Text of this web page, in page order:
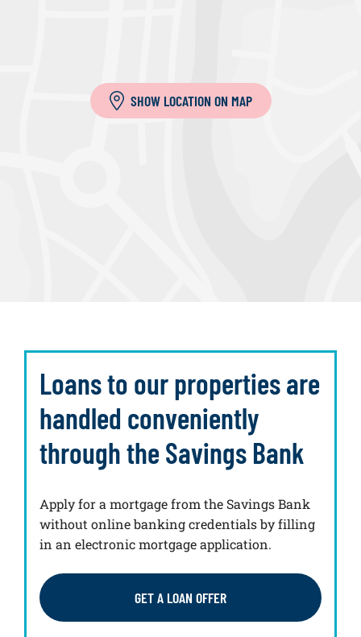
SHOW LOCATION ON MAP
Loans to our properties are
handled conveniently
through the Savings Bank
Apply for a mortgage from the Savings Bank
without online banking credentials by filling
in an electronic mortgage application.
GET A LOAN OFFER